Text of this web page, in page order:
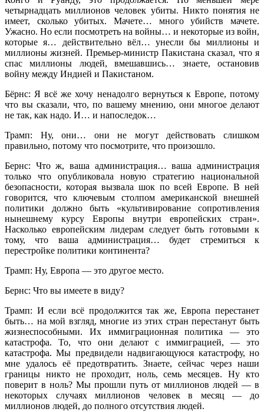
четырнадцать миллионов человек убиты. Никто понятия не
имеет, сколько убитых. Мачете… много убийств мачете.
Ужасно. Но если посмотреть на войны… и некоторые из войн,
которые я… действительно вёл… унесли бы миллионы и
миллионы жизней. Премьер-министр Пакистана сказал, что я
спас миллионы людей, вмешавшись… знаете, остановив
войну между Индией и Пакистаном.
Бёрнс: Я всё же хочу ненадолго вернуться к Европе, потому
что вы сказали, что, по вашему мнению, они многое делают
не так, как надо. И… и напоследок…
Трамп: Ну, они… они не могут действовать слишком
правильно, потому что посмотрите, что произошло.
Бернс: Что ж, ваша администрация… ваша администрация
только что опубликовала новую стратегию национальной
безопасности, которая вызвала шок по всей Европе. В ней
говорится, что ключевым столпом американской внешней
политики должно быть «культивирование сопротивления
нынешнему курсу Европы внутри европейских стран».
Насколько европейским лидерам следует быть готовыми к
тому, что ваша администрация… будет стремиться к
перестройке политики континента?
Трамп: Ну, Европа — это другое место.
Бернс: Что вы имеете в виду?
Трамп: И если всё продолжится так же, Европа перестанет
быть… на мой взгляд, многие из этих стран перестанут быть
жизнеспособными. Их иммиграционная политика — это
катастрофа. То, что они делают с иммиграцией, — это
катастрофа. Мы предвидели надвигающуюся катастрофу, но
мне удалось её предотвратить. Знаете, сейчас через наши
границы никто не проходит, ноль, семь месяцев. Ну кто
поверит в ноль? Мы прошли путь от миллионов людей — в
некоторых случаях миллионов человек в месяц — до
миллионов людей, до полного отсутствия людей.